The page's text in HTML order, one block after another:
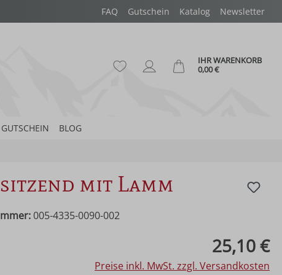
FAQ Gutschein Katalog Newsletter
Du hast 0 Produkte auf dem
IHR WARENKORB
0,00 €
GUTSCHEIN BLOG
mit Lamm
005-4335-0090-002
25,10 €
Preise inkl. MwSt. zzgl. Versandkosten